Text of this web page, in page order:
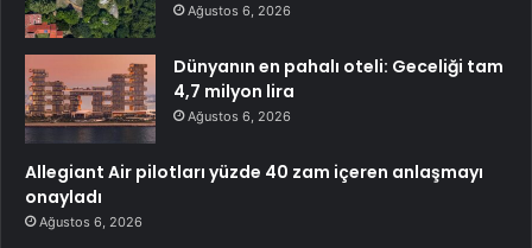
Ağustos 6, 2026
Dünyanın en pahalı oteli: Geceliği tam
4,7 milyon lira
Ağustos 6, 2026
Allegiant Air pilotları yüzde 40 zam içeren anlaşmayı
onayladı
Ağustos 6, 2026